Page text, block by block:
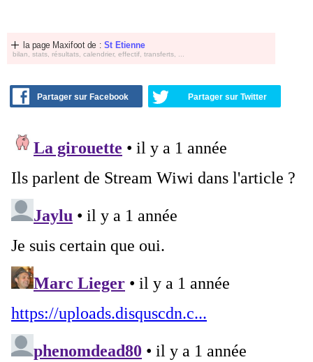
la page Maxifoot de : St Etienne
bilan, stats, résultats, calendrier, effectif, transferts, ...
Partager sur Facebook Partager sur Twitter